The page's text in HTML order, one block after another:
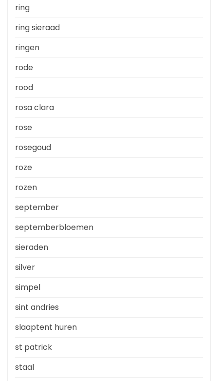
ring
ring sieraad
ringen
rode
rood
rosa clara
rose
rosegoud
roze
rozen
september
septemberbloemen
sieraden
silver
simpel
sint andries
slaaptent huren
st patrick
staal